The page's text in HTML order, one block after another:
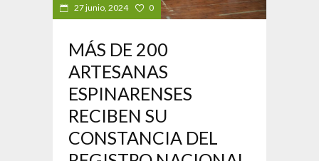
27 junio, 2024 0
MÁS DE 200
ARTESANAS
ESPINARENSES
RECIBEN SU
CONSTANCIA DEL